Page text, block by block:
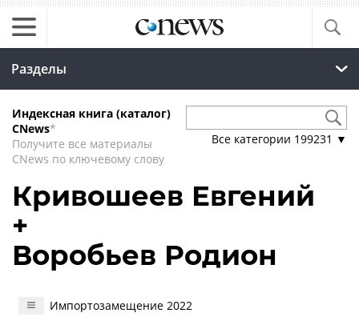
Разделы
Индексная книга (каталог)
CNews*
Получите все материалы
CNews по ключевому слову
Все категории 199231 ▼
Кривошеев Евгений
+
Воробьев Родион
Импортозамещение 2022